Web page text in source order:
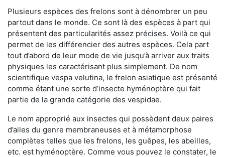
Plusieurs espèces des frelons sont à dénombrer un peu
partout dans le monde. Ce sont là des espèces à part qui
présentent des particularités assez précises. Voilà ce qui
permet de les différencier des autres espèces. Cela part
tout d’abord de leur mode de vie jusqu’à arriver aux traits
physiques les caractérisant plus simplement. De nom
scientifique vespa velutina, le frelon asiatique est présenté
comme étant une sorte d’insecte hyménoptère qui fait
partie de la grande catégorie des vespidae.
Le nom approprié aux insectes qui possèdent deux paires
d’ailes du genre membraneuses et à métamorphose
complètes telles que les frelons, les guêpes, les abeilles,
etc. est hyménoptère. Comme vous pouvez le constater, le